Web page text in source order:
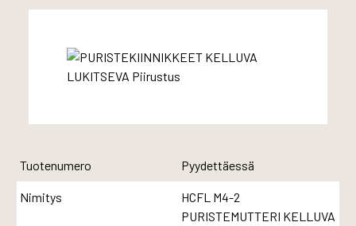
Tuotenumero Pyydettäessä
Nimitys
HCFL M4-2
PURISTEMUTTERI KELLUVA